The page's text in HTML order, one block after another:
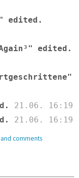
edited.
edited.
21.06. 16:19
21.06. 16:19
comments